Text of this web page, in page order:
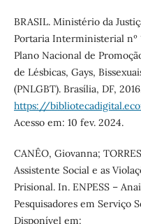
BRASIL. Ministério da
Portaria Interministerial nº
Plano Nacional de
de Lésbicas, Gays,
(PNLGBT). Brasília, DF,
https://
Acesso em: 10 fev. 2024.
CANÊO, Giovanna;
Assistente Social e as
Prisional. In. ENPESS –
Pesquisadores em Serviço
Disponível em: